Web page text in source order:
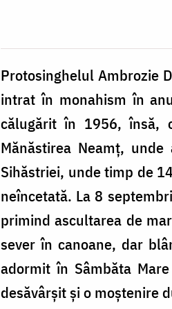
Protosinghelul Ambrozie
intrat în monahism în
călugărit în 1956, însă,
Mănăstirea Neamț,
Sihăstriei, unde timp de
neîncetată. La 8
primind ascultarea de
sever în canoane, dar
adormit în Sâmbăta
desăvârșit și o moștenire